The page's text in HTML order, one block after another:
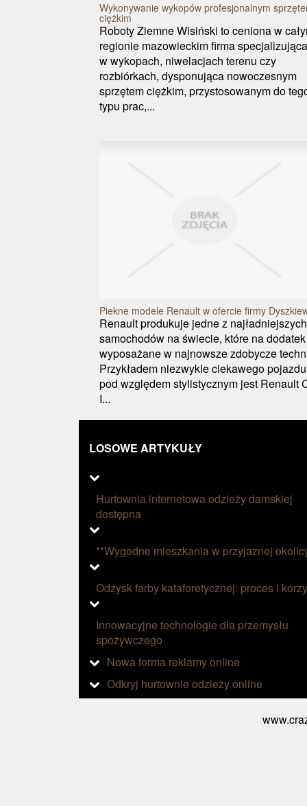
Wykonywanie wykopów profesjonalnym
ciężkim
Roboty Ziemne Wisiński to ceniona w
regionie mazowieckim firma
w wykopach, niwelacjach terenu czy
rozbiórkach, dysponująca nowoczesnym
sprzętem ciężkim, przystosowanym do
typu prac,...
Piekne modele Renault w ofercie firmy
Renault produkuje jedne z najładniejszych
samochodów na świecie, które na
wyposażane w najnowsze zdobycze
Przykładem niezwykle ciekawego pojazdu
pod względem stylistycznym jest Renault
I...
LOSOWE ARTYKUŁY
Hurtownia internetowa odzieży damskiej
dostępna
**Wygodne mieszkania w przyjaznej
Odzysk farby kataforetycznej: proces i
Innowacyjne technologie dla przemysłu
spożywczego
Nowa forma reklamy online
Odkryj hurtownie odzieży online